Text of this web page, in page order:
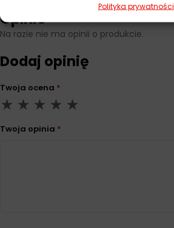
Polityka prywatności
Opinie
Na razie nie ma opinii o produkcie.
Dodaj opinię
Twoja ocena *
Twoja opinia *